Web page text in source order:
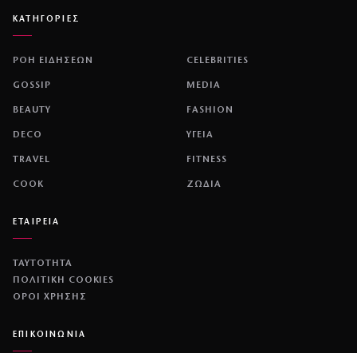
ΚΑΤΗΓΟΡΙΕΣ
ΡΟΗ ΕΙΔΗΣΕΩΝ CELEBRITIES
GOSSIP MEDIA
BEAUTY FASHION
DECO ΥΓΕΙΑ
TRAVEL FITNESS
COOK ΖΩΔΙΑ
ΕΤΑΙΡΕΙΑ
ΤΑΥΤΟΤΗΤΑ
ΠΟΛΙΤΙΚΉ COOKIES
ΌΡΟΙ ΧΡΉΣΗΣ
ΕΠΙΚΟΙΝΩΝΙΑ